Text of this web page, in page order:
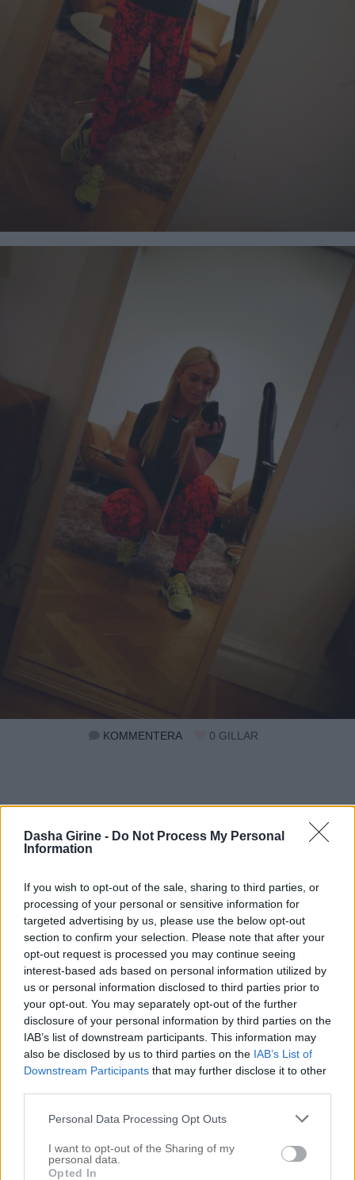
Dasha Girine - Do Not Process My Personal
Information
If you wish to opt-out of the sale, sharing to third parties, or
processing of your personal or sensitive information for
targeted advertising by us, please use the below opt-out
section to confirm your selection. Please note that after your
opt-out request is processed you may continue seeing
interest-based ads based on personal information utilized by
us or personal information disclosed to third parties prior to
your opt-out. You may separately opt-out of the further
disclosure of your personal information by third parties on the
IAB’s list of downstream participants. This information may
also be disclosed by us to third parties on the IAB’s List of
Downstream Participants that may further disclose it to other
Personal Data Processing Opt Outs
I want to opt-out of the Sharing of my
personal data.
Opted In
0 GILLAR
KOMMENTERA
15:29 | oktober 28, 2015oktober
2018
En uppdaterad version av
svarta.
Jag blir så himla varm i hjärtat när jag läser era
kommentarer. När jag känner mig deppig och ni
kommenterar blir jag på riktigt genuint lycklig av er.
Glöm aldrig hur mycket ni påverkar, också. Det är
inte bara vi som är på den här sidan av
dataskärmen som påverkar och inspirerar.
Nu är det så att jag har fått lite kommentarer av er
på bådeTwitteroch här i bloggen att ni blivit
inspirerade till att köra er egen version avDasha
Kan ni inte berätta vad ni gjort för förändringar!